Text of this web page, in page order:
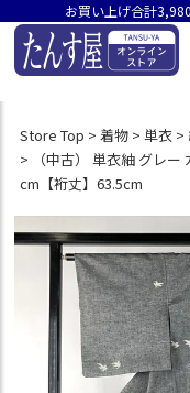
お買い上げ合計
Store Top 着物 単衣
（中古） 単衣紬 グレ
cm【裄丈】63.5cm